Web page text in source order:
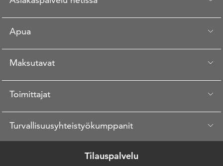
Apua
Maksutavat
Toimittajat
Turvallisuusyhteistyökumppanit
Tilauspalvelu